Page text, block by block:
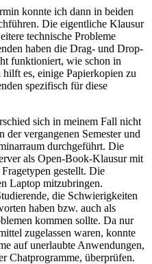
konnte ich dann in beiden
Die eigentliche Klausur
technische Probleme
haben die Drag- und Drop-
funktioniert, wie schon in
hilft es, einige Papierkopien zu
spezifisch für diese
sich in meinem Fall nicht
vergangenen Semester und
durchgeführt. Die
als Open-Book-Klausur mit
gestellt. Die
Laptop mitzubringen.
die Schwierigkeiten
haben bzw. auch als
kommen sollte. Da nur
zugelassen waren, konnte
auf unerlaubte Anwendungen,
Chatprogramme, überprüfen.